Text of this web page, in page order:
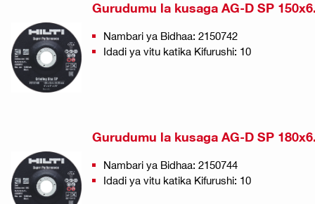
Gurudumu la kusaga AG-D SP
Nambari ya Bidhaa: 2150742
Idadi ya vitu katika Kifurushi: 10
Gurudumu la kusaga AG-D SP
Nambari ya Bidhaa: 2150744
Idadi ya vitu katika Kifurushi: 10